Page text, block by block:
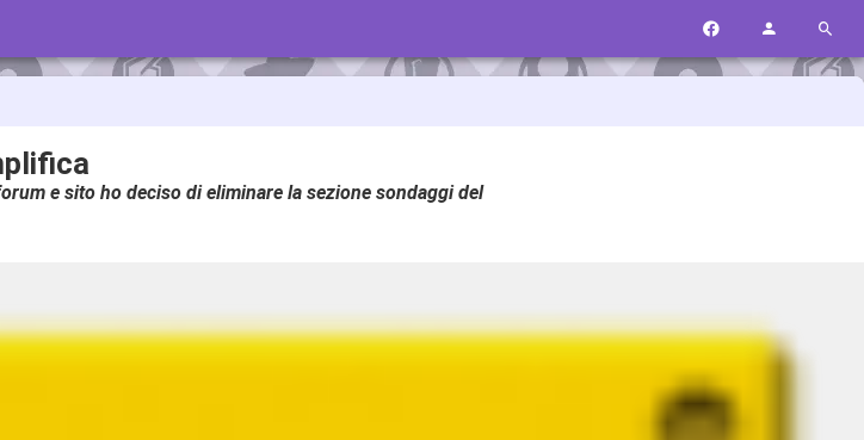
e sito ho deciso di eliminare la sezione sondaggi del